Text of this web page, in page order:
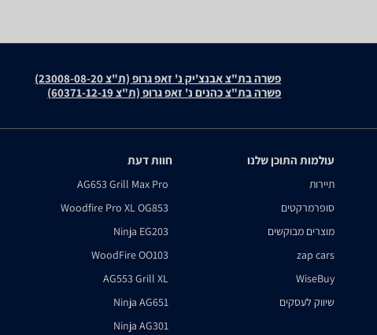
פשרה בת"צ אבנצ'יק נ' זאפ גרופ (ת"צ 23008-08-20)
פשרה בת"צ כהנים נ' זאפ גרופ (ת"צ 60371-12-19)
עולמות התוכן שלנו
תיירות
סופרמרקטים
מוצרים מבוקשים
zap cars
WiseBuy
שיווק לעסקים
חוות דעת
AG653 Grill Max Pro
Woodfire Pro XL OG853
Ninja EG203
WoodFire OO103
AG553 Grill XL
Ninja AG651
Ninja AG301